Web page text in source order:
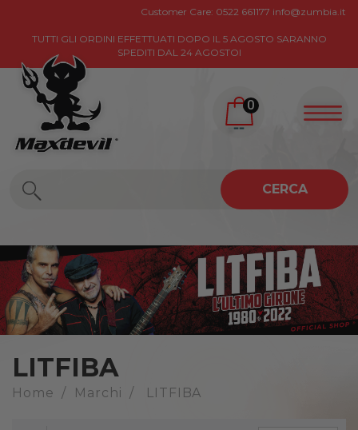
Customer Care: 0522 661177 info@zumbia.it
TUTTI GLI ORDINI EFFETTUATI DOPO IL 5 AGOSTO SARANNO
SPEDITI DAL 24 AGOSTOI
CERCA
0
LITFIBA
Home Marchi LITFIBA